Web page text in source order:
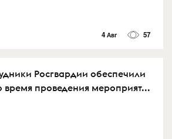
4 Авг 57
Росгвардии обеспечили
время проведения мероприят...